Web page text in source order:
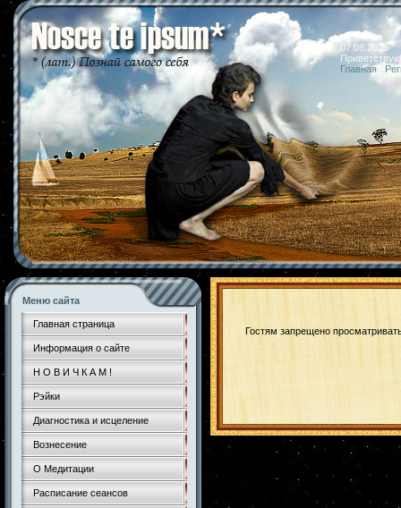
07.08.2026
Главная
Меню сайта
Главная страница
Информация о сайте
Н О В И Ч К А М !
Рэйки
Диагностика и исцеление
Вознесение
О Медитации
Расписание сеансов
Гостям запрещено